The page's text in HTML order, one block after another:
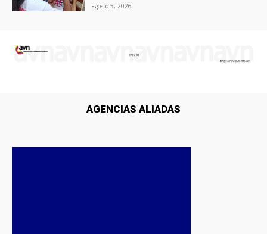
agosto 5, 2026
AGENCIAS ALIADAS